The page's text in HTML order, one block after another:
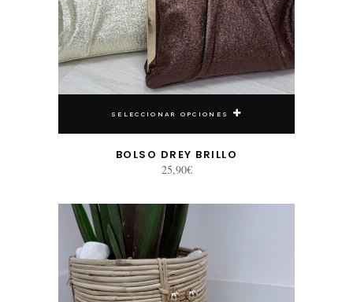
SELECCIONAR OPCIONES
BOLSO DREY BRILLO
25,90€